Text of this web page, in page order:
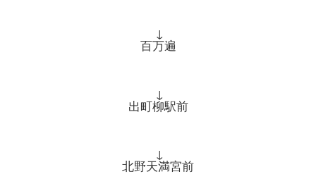
↓
百万遍
↓
出町柳駅前
↓
北野天満宮前